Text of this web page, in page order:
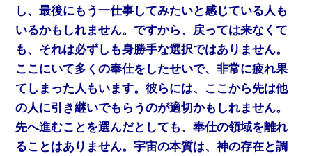
し、最後にもう一仕事してみたいと感じている人も
いるかもしれません。ですから、戻っては来なくて
も、それは必ずしも身勝手な選択ではありません。
ここにいて多くの奉仕をしたせいで、非常に疲れ果
てしまった人もいます。彼らには、ここから先は他
の人に引き継いでもらうのが適切かもしれません。
先へ進むことを選んだとしても、奉仕の領域を離れ
ることはありません。宇宙の本質は、神の存在と調